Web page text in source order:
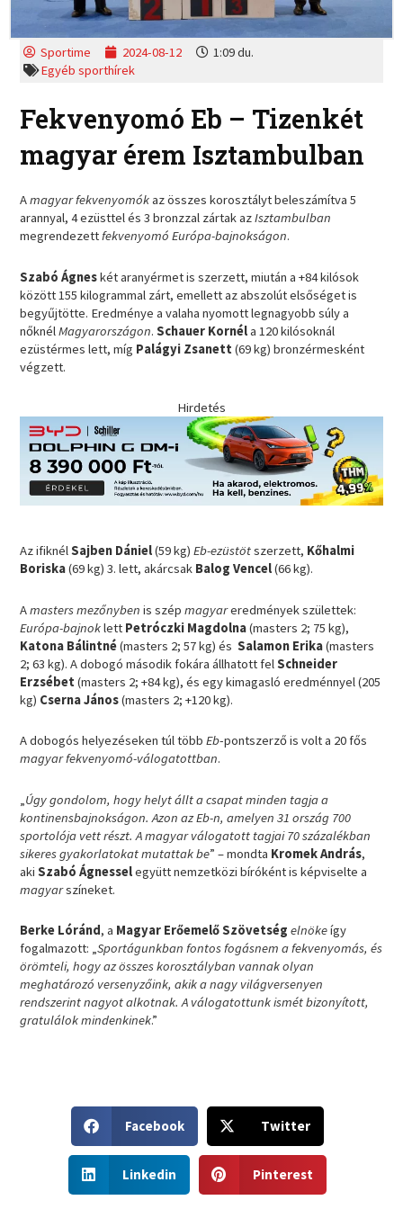
Sportime 2024-08-12
1:09 du.
Egyéb sporthírek
Fekvenyomó Eb – Tizenkét
magyar érem Isztambulban
Amagyar fekvenyomókaz összes korosztályt beleszámítva 5
arannyal, 4 ezüsttel és 3 bronzzal zártak azIsztambulban
megrendezettfekvenyomó Európa-bajnokságon.
Szabó Ágneskét aranyérmet is szerzett, miután a +84 kilósok
között 155 kilogrammal zárt, emellett az abszolút elsőséget is
begyűjtötte. Eredménye a valaha nyomott legnagyobb súly a
nőknélMagyarországon.Schauer Kornéla 120 kilósoknál
ezüstérmes lett, míg Palágyi Zsanett(69 kg) bronzérmesként
végzett.
Hirdetés
Az ifiknélSajben Dániel(59 kg)Eb-ezüstötszerzett, Kőhalmi
Boriska(69 kg) 3. lett, akárcsak Balog Vencel(66 kg).
Amasters mezőnybenis szépmagyareredmények születtek:
Európa-bajnoklett Petróczki Magdolna(masters 2; 75 kg),
Katona Bálintné(masters 2; 57 kg) ésSalamon Erika(masters
2; 63 kg). A dobogó második fokára állhatott felSchneider
Erzsébet(masters 2; +84 kg), és egy kimagasló eredménnyel (205
kg) Cserna János(masters 2; +120 kg).
A dobogós helyezéseken túl többEb-pontszerző is volt a 20 fős
magyar fekvenyomó-válogatottban.
„Úgy gondolom, hogy helyt állt a csapat minden tagja a
kontinensbajnokságon. Azon az Eb-n, amelyen 31 ország 700
sportolója vett részt. A magyar válogatott tagjai 70 százalékban
sikeres gyakorlatokat mutattak be” – mondta Kromek András,
akiSzabó Ágnesselegyütt nemzetközi bíróként is képviselte a
magyarszíneket.
Berke Lóránd, a Magyar Erőemelő Szövetségelnökeígy
fogalmazott: „Sportágunkban fontos fogásnem a fekvenyomás, és
örömteli, hogy az összes korosztályban vannak olyan
meghatározó versenyzőink, akik a nagy világversenyen
rendszerint nagyot alkotnak. A válogatottunk ismét bizonyított,
gratulálok mindenkinek.”
h
a
r
Facebook
h
a
Twitter
h
a
Linkedin
h
a
Pinterest